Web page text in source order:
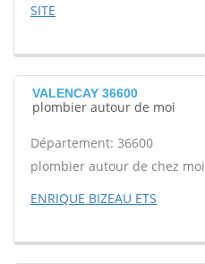
SITE
VALENCAY 36600
plombier autour de moi
Département: 36600
plombier autour de chez moi
ENRIQUE BIZEAU ETS